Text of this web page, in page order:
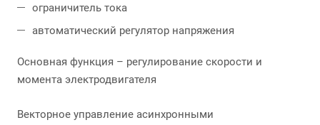
ограничитель тока
автоматический регулятор напряжения
Основная функция – регулирование скорости и
момента электродвигателя
Векторное управление асинхронными